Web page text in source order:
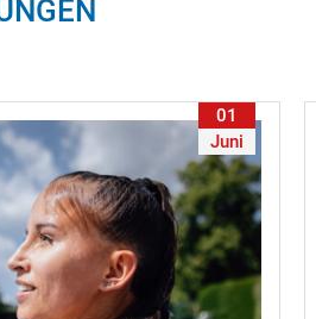
01
Juni